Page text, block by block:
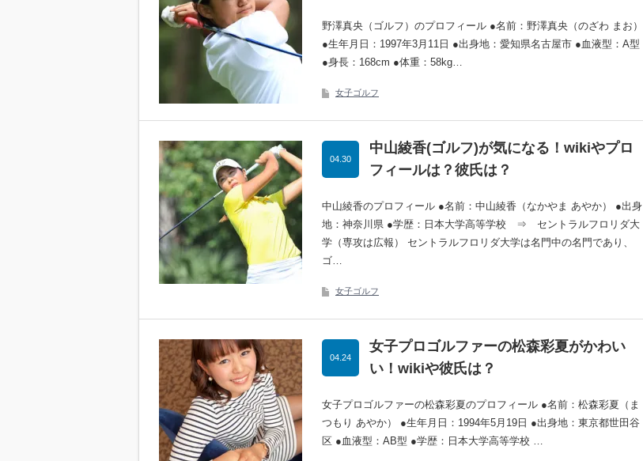
野澤真央（ゴルフ）のプロフィール ●名前：野澤真央（のざわ まお）
●生年月日：1997年3月11日 ●出身地：愛知県名古屋市 ●血液型：A型
●身長：168cm ●体重：58kg…
女子ゴルフ
中山綾香(ゴルフ)が気になる！wikiやプロ
フィールは？彼氏は？
04.30
中山綾香のプロフィール ●名前：中山綾香（なかやま あやか） ●出身
地：神奈川県 ●学歴：日本大学高等学校 ⇒ セントラルフロリダ大
学（専攻は広報） セントラルフロリダ大学は名門中の名門であり、
ゴ…
女子ゴルフ
女子プロゴルファーの松森彩夏がかわい
い！wikiや彼氏は？
04.24
女子プロゴルファーの松森彩夏のプロフィール ●名前：松森彩夏（ま
つもり あやか） ●生年月日：1994年5月19日 ●出身地：東京都世田谷
区 ●血液型：AB型 ●学歴：日本大学高等学校 …